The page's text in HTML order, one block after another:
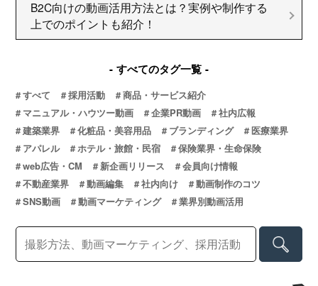
B2C向けの動画活用方法とは？実例や制作する
上でのポイントも紹介！
すべてのタグ一覧
すべて 採用活動
商品・サービス紹介
マニュアル・ハウツー動画
企業PR動画
社内広報
建築業界
化粧品・美容用品 ブランディング
医療業界
アパレル
ホテル・旅館・民宿
保険業界・生命保険
web広告・CM
新企画リリース
会員向け情報
不動産業界
動画編集 社内向け
動画制作のコツ
SNS動画
動画マーケティング 業界別動画活用